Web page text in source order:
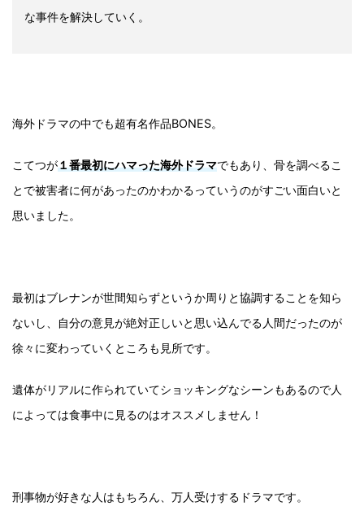
な事件を解決していく。
海外ドラマの中でも超有名作品BONES。
こてつが１番最初にハマった海外ドラマでもあり、骨を調べるこ
とで被害者に何があったのかわかるっていうのがすごい面白いと
思いました。
最初はブレナンが世間知らずというか周りと協調することを知ら
ないし、自分の意見が絶対正しいと思い込んでる人間だったのが
徐々に変わっていくところも見所です。
遺体がリアルに作られていてショッキングなシーンもあるので人
によっては食事中に見るのはオススメしません！
刑事物が好きな人はもちろん、万人受けするドラマです。